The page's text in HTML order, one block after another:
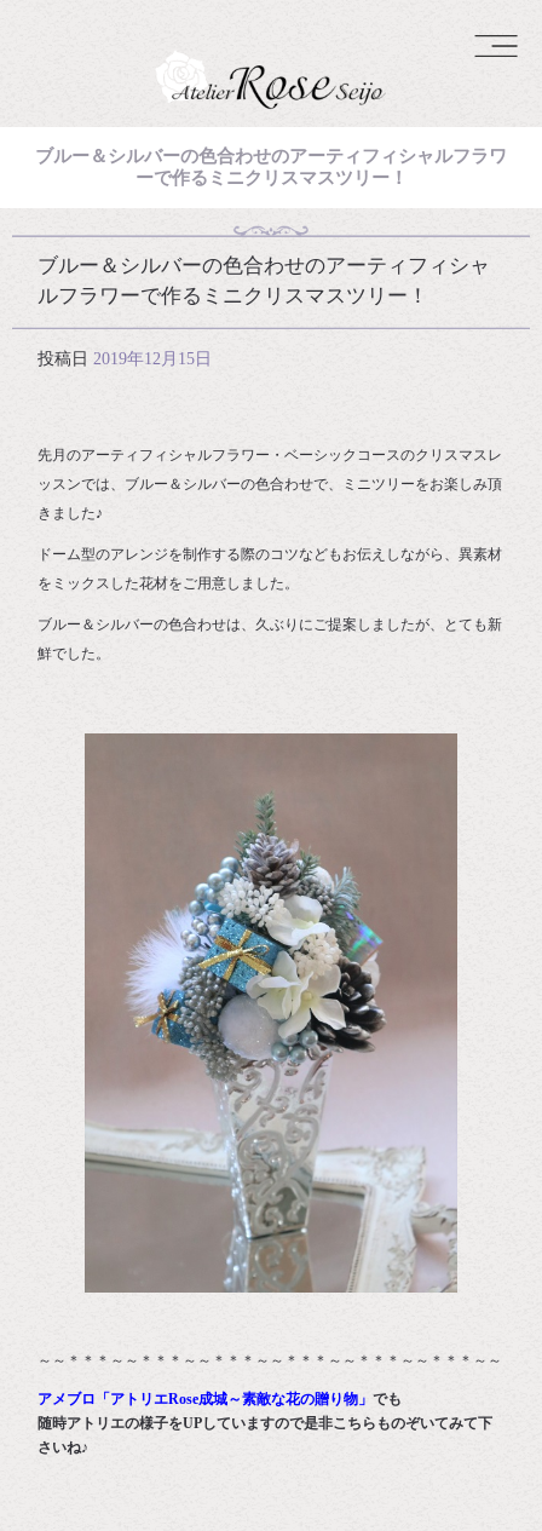
ブルー＆シルバーの色合わせのアーティフィシャルフラワ
ーで作るミニクリスマスツリー！
ブルー＆シルバーの色合わせのアーティフィシャ
ルフラワーで作るミニクリスマスツリー！
投稿日 2019年12月15日
先月のアーティフィシャルフラワー・ベーシックコースのクリスマスレ
ッスンでは、ブルー＆シルバーの色合わせで、ミニツリーをお楽しみ頂
きました♪
ドーム型のアレンジを制作する際のコツなどもお伝えしながら、異素材
をミックスした花材をご用意しました。
ブルー＆シルバーの色合わせは、久ぶりにご提案しましたが、とても新
鮮でした。
～～＊＊＊～～＊＊＊～～＊＊＊～～＊＊＊～～＊＊＊～～＊＊＊～～
アメブロ「アトリエRose成城～素敵な花の贈り物」でも
随時アトリエの様子をUPしていますので是非こちらものぞいてみて下
さいね♪